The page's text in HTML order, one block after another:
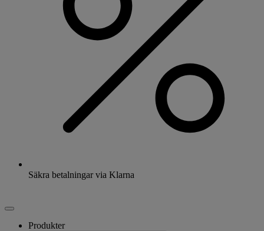
Säkra betalningar via Klarna
Produkter